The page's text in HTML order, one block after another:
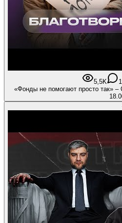
5,5K
«Фонды не помогают просто